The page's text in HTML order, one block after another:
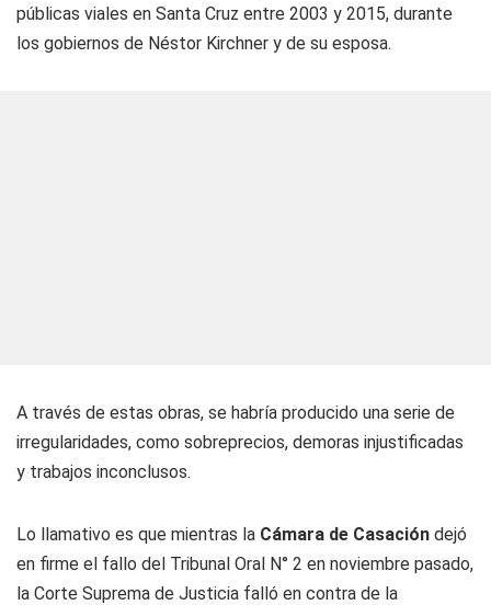
públicas viales en Santa Cruz entre 2003 y 2015, durante
los gobiernos de Néstor Kirchner y de su esposa.
A través de estas obras, se habría producido una serie de
irregularidades, como sobreprecios, demoras injustificadas
y trabajos inconclusos.
Lo llamativo es que mientras la Cámara de Casación dejó
en firme el fallo del Tribunal Oral N° 2 en noviembre pasado,
la Corte Suprema de Justicia falló en contra de la